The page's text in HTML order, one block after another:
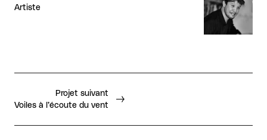
Artiste
Projet suivant
Voiles à l’écoute du vent